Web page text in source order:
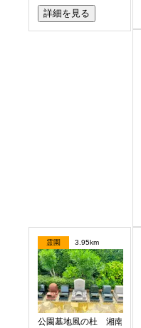
詳細を見る
霊園 3.95km
公園墓地風の杜 湘南庭苑